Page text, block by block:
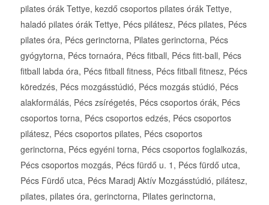
pilates órák Tettye, kezdő csoportos pilates órák Tettye,
haladó pilates órák Tettye, Pécs pilátesz, Pécs pilates, Pécs
pilates óra, Pécs gerinctorna, Pilates gerinctorna, Pécs
gyógytorna, Pécs tornaóra, Pécs fitball, Pécs fitt-ball, Pécs
fitball labda óra, Pécs fitball fitness, Pécs fitball fitnesz, Pécs
köredzés, Pécs mozgásstúdió, Pécs mozgás stúdió, Pécs
alakformálás, Pécs zsírégetés, Pécs csoportos órák, Pécs
csoportos torna, Pécs csoportos edzés, Pécs csoportos
pilátesz, Pécs csoportos pilates, Pécs csoportos
gerinctorna, Pécs egyéni torna, Pécs csoportos foglalkozás,
Pécs csoportos mozgás, Pécs fürdő u. 1, Pécs fürdő utca,
Pécs Fürdő utca, Pécs Maradj Aktív Mozgásstúdió, pilátesz,
pilates, pilates óra, gerinctorna, Pilates gerinctorna,